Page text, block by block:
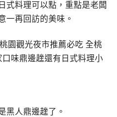
式料理可以點，重點是老闆
一再回訪的美味。
黑人鼎邊趖了。